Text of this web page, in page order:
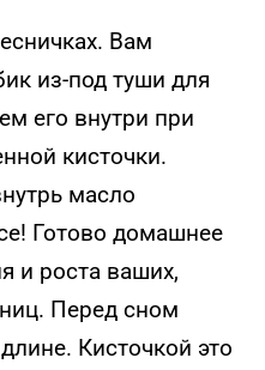
Вам
из-под туши для
его внутри при
кисточки.
масло
Готово домашнее
и роста ваших,
Перед сном
Кисточкой это